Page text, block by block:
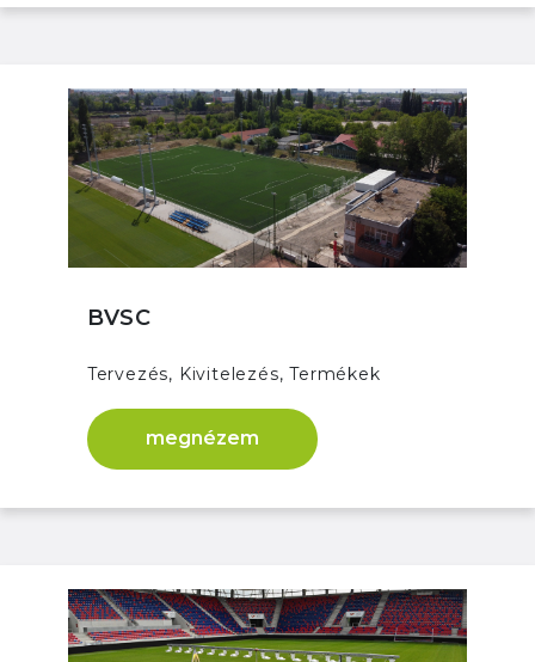
BVSC
Tervezés, Kivitelezés, Termékek
megnézem